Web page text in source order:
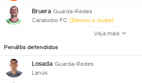
Bruera Guarda-Redes
Carabobo FC (Deixou o clube)
Veja mais
Penáltis defendidos
Losada Guarda-Redes
Lanús